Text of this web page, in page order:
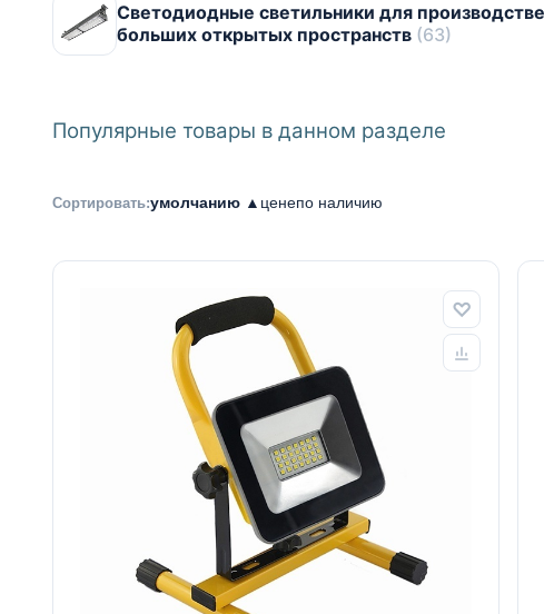
Светодиодные светильники для
больших открытых пространств (63)
Популярные товары в данном разделе
Сортировать:умолчанию ▲ ценепо наличию